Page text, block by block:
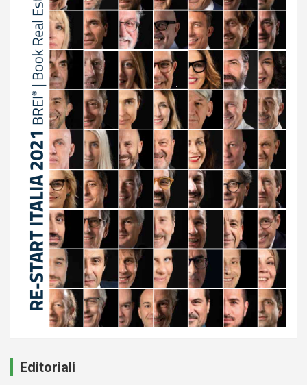
Editoriali